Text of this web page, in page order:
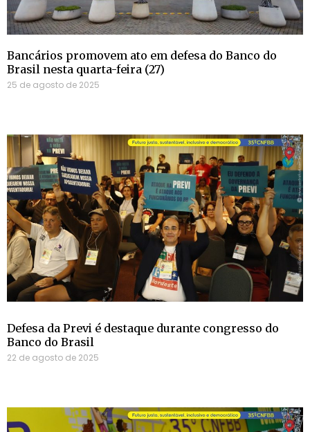
Bancários promovem ato em defesa do Banco do
Brasil nesta quarta-feira (27)
25 de agosto de 2025
Defesa da Previ é destaque durante congresso do
Banco do Brasil
22 de agosto de 2025